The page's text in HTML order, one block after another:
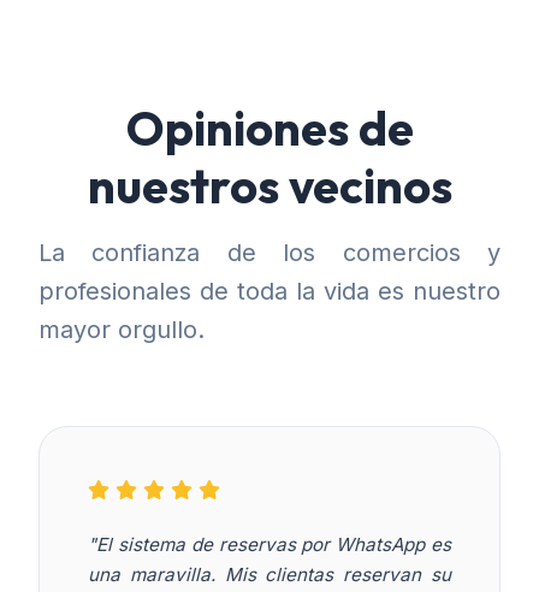
Opiniones de
nuestros vecinos
La confianza de los comercios y
profesionales de toda la vida es nuestro
mayor orgullo.
"El sistema de reservas por WhatsApp es
una maravilla. Mis clientas reservan su